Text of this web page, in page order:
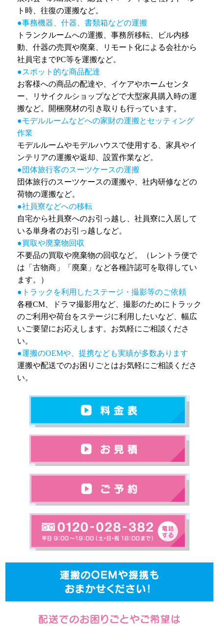
ト時、往復の運搬など。
●事務機器、什器、書類箱などの運搬
トランクルームへの運搬、事務所移転、ビル内移
動、什器の売買や廃棄、リモート化による会社から
社員宅までPC等を運搬など。
●スポット的な商品配達
お客様への商品の配達や、イケアやホームセンタ
ー、リサイクルショップなどで大型家具購入時の運
搬など。開梱廃材の引き取りも行っています。
●モデルルームなどへの家財の運搬とセッティング
作業
モデルルームやモデルハウスで使用する、家具やイ
ンテリアの運搬や返却、設置作業など。
●団体旅行客のスーツケースの運搬
団体旅行のスーツケースの運搬や、社内研修などの
荷物の運搬など。
●社員寮などへの移転
自宅から社員寮へのお引っ越し、社員寮に入居して
いる単身者のお引っ越しなど。
●買取や廃棄物回収
不要品の買取や廃棄物の回収など。（レントラ便で
は「古物商」「廃棄」など各種許認可を取得してい
ます。）
●トラックを利用したステージ・撮影等のご依頼
各種CM、ドラマ撮影用など、撮影のためにトラック
のご利用や荷台をステージに利用したいなど、幅広
いご要望にお応えします。お気軽にご相談くださ
い。
●運搬のOEMや、提携なども実績が多数あります
運搬や配送でのお困りごとはお気軽にご相談くださ
い。